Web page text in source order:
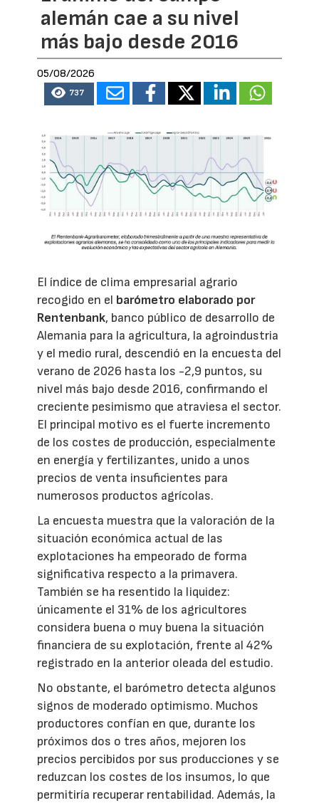
alemán cae a su nivel
más bajo desde 2016
05/08/2026
737
El índice de clima empresarial agrario
recogido en el barómetro elaborado por
Rentenbank, banco público de desarrollo de
Alemania para la agricultura, la agroindustria
y el medio rural, descendió en la encuesta del
verano de 2026 hasta los -2,9 puntos, su
nivel más bajo desde 2016, confirmando el
creciente pesimismo que atraviesa el sector.
El principal motivo es el fuerte incremento
de los costes de producción, especialmente
en energía y fertilizantes, unido a unos
precios de venta insuficientes para
numerosos productos agrícolas.
La encuesta muestra que la valoración de la
situación económica actual de las
explotaciones ha empeorado de forma
significativa respecto a la primavera.
También se ha resentido la liquidez:
únicamente el 31% de los agricultores
considera buena o muy buena la situación
financiera de su explotación, frente al 42%
registrado en la anterior oleada del estudio.
No obstante, el barómetro detecta algunos
signos de moderado optimismo. Muchos
productores confían en que, durante los
próximos dos o tres años, mejoren los
precios percibidos por sus producciones y se
reduzcan los costes de los insumos, lo que
permitiría recuperar rentabilidad. Además, la